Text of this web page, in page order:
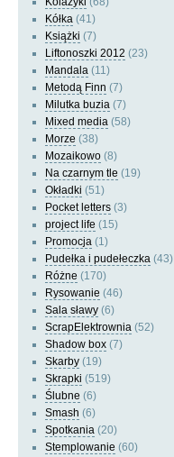
Kółka (41)
Książki (7)
Liftonoszki 2012 (23)
Mandala (11)
Metodą Finn (7)
Milutka buzia (7)
Mixed media (58)
Morze (38)
Mozaikowo (8)
Na czarnym tle (19)
Okładki (51)
Pocket letters (3)
project life (15)
Promocja (1)
Pudełka i pudełeczka (43)
Różne (170)
Rysowanie (46)
Sala sławy (6)
ScrapElektrownia (52)
Shadow box (7)
Skarby (19)
Skrapki (519)
Ślubne (6)
Smash (6)
Spotkania (20)
Stemplowanie (60)